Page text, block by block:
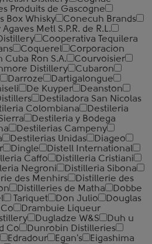
Produits de Gascogne
Box Whisky
Conecuh Brands
Metl S.P.R. de R.L.
Cooperativa Tequilera
Coquerel
Corporacion
Cuba Ron S.A.
Courvoisier
Distillery
Cubaron
Darroze
Dartigalongue
De Kuyper
Deanston
Destiladora San Nicolas
Colombiana
Destileria
Destileria y Bodega
Destilerias Campeny
Destilerias Unidas
Diageo
Dingle
Distell International
Caffo
Distilleria Cristiani
Negroni
Distilleria Sibona
des Menhirs
Distillerie des
Distilleries de Matha
Dobbe
Tariquet Don Julio
Douglas
Drambuie Liqueur
Dugladze W&S
Duh u
Co
Dunrobin Distilleries
Edradour Egan's
Eigashima